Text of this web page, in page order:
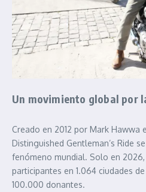
Un movimiento global por
Creado en 2012 por Mark Hawwa
Distinguished Gentleman’s Ride
fenómeno mundial. Solo en
participantes en 1.064 ciudades
100.000 donantes.